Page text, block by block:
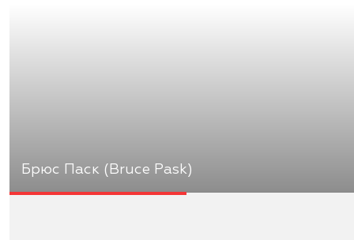
Брюс Паск (Bruce Pask)